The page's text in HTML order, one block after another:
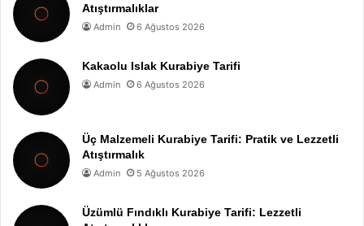
Atıştırmalıklar
Admin 6 Ağustos 2026
Kakaolu Islak Kurabiye Tarifi
Admin 6 Ağustos 2026
Üç Malzemeli Kurabiye Tarifi: Pratik ve Lezzetli
Atıştırmalık
Admin 5 Ağustos 2026
Üzümlü Fındıklı Kurabiye Tarifi: Lezzetli